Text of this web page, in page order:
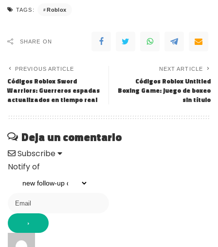
TAGS: Roblox
SHARE ON
PREVIOUS ARTICLE
Códigos Roblox Sword
Warriors: Guerreros espadas
actualizados en tiempo real
NEXT ARTICLE
Códigos Roblox Untitled
Boxing Game: juego de boxeo
sin título
Deja un comentario
Subscribe
Notify of